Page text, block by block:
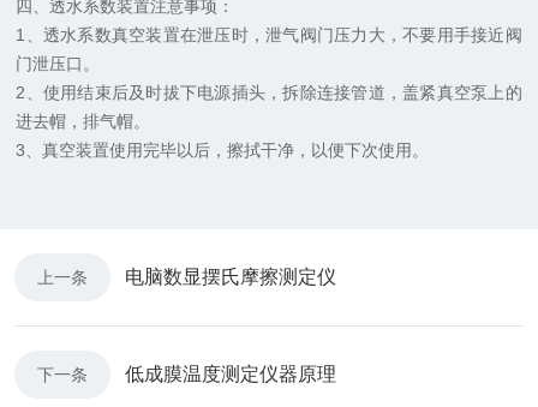
四、透水系数装置注意事项：
1、 透水系数真空装置在泄压时，泄气阀门压力大，不要用手接近阀
门泄压口。
2、使用结束后及时拔下电源插头，拆除连接管道，盖紧真空泵上的
进去帽，排气帽。
3、真空装置使用完毕以后，擦拭干净，以便下次使用。
上一条 电脑数显摆氏摩擦测定仪
下一条 低成膜温度测定仪器原理